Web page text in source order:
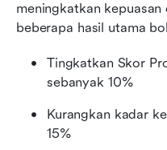
meningkatkan
beberapa hasil utama
Tingkatkan Skor
sebanyak 10%
Kurangkan kadar
15%